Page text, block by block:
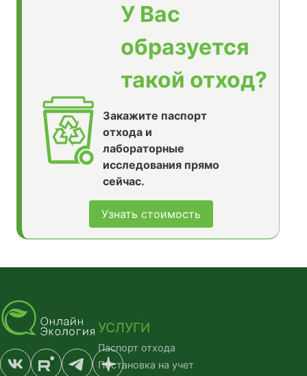
У Вас
образуется
такой отход?
Закажите паспорт
отхода и
лабораторные
исследования прямо
сейчас.
Узнать стоимость
УСЛУГИ
Паспорт отхода
Постановка на учет